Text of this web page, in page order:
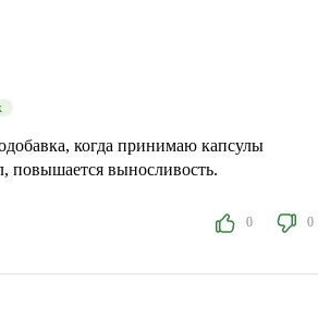
когда принимаю капсулы
повышается выносливость.
0 0